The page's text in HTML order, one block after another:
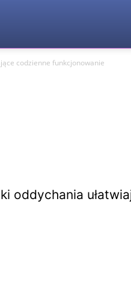
codzienne funkcjonowanie
oddychania